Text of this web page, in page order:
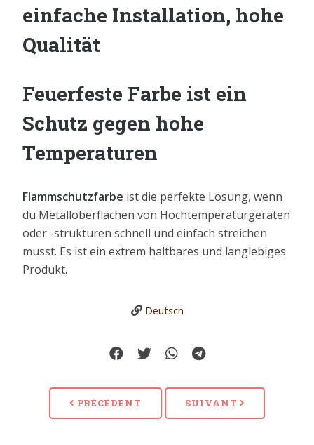
einfache Installation, hohe
Qualität
Feuerfeste Farbe ist ein
Schutz gegen hohe
Temperaturen
Flammschutzfarbe ist die perfekte Lösung, wenn
du Metalloberflächen von Hochtemperaturgeräten
oder -strukturen schnell und einfach streichen
musst. Es ist ein extrem haltbares und langlebiges
Produkt.
Deutsch
PRÉCÉDENT SUIVANT